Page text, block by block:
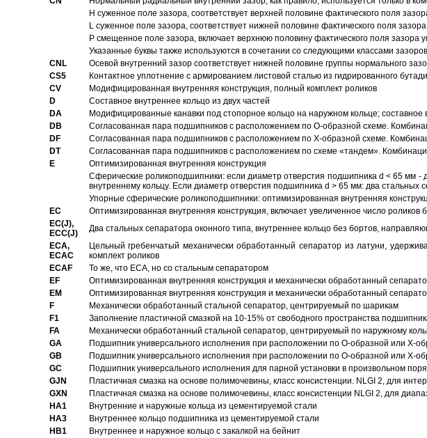
H суженное поле зазора, соответствует верхней половине фактического поля
L суженное поле зазора, соответствует нижней половине фактического поля
P смещенное поле зазора, включает верхнюю половину фактического поля
Указанные буквы также используются в сочетании со следующими классами
CNL
Осевой внутренний зазор соответствует нижней половине группы нормального
CS5
Контактное уплотнение с армированием листовой сталью из гидрированного
CV
Модифицированная внутренняя конструкция, полный комплект роликов
D
Составное внутреннее кольцо из двух частей
DA
Модифицированные канавки под стопорное кольцо на наружном кольце;
DB
Согласованная пара подшипников с расположением по О-образной схеме.
DF
Согласованная пара подшипников с расположением по Х-образной схеме.
DT
Согласованная пара подшипников с расположением по схеме «тандем».
E
Оптимизированная внутренняя конструкция
Сферические роликоподшипники: если диаметр отверстия подшипника d < 65 мм -
внутреннему кольцу. Если диаметр отверстия подшипника d > 65 мм: два
Упорные сферические роликоподшипники: оптимизированная внутренняя
EC
Oптимизированная внутренняя конструкция, включает увеличенное число
EC(J),
ECC(J)
Два стальных сепаратора оконного типа, внутреннее кольцо без бортов,
ECA,
ECAC
Цельный гребенчатый механически обработанный сепаратор из латуни,
комплект роликов
ECAF
То же, что ECA, но со стальным сепаратором
EF
Оптимизированная внутренняя конструкция и механически обработанный
EM
Оптимизированная внутренняя конструкция и механически обработанный
F
Механически обработанный стальной сепаратор, центрируемый по шарикам
F1
Заполнение пластичной смазкой на 10-15% от свободного пространства
FA
Механически обработанный стальной сепаратор, центрируемый по наружному
GA
Подшипник универсального исполнения при расположении по О-образной или Х-
GB
Подшипник универсального исполнения при расположении по О-образной или Х-
GC
Подшипник универсального исполнения для парной установки в произвольном
GJN
Пластичная смазка на основе полимочевины, класс консистенции. NLGI 2, для
GXN
Пластичная смазка на основе полимочевины, класс консистенции NLGI 2, для
HA1
Внутренние и наружные кольца из цементируемой стали
HA3
Bнутреннее кольцо подшипника из цементируемой стали
HB1
Bнутреннее и наружное кольцо с закалкой на бейнит